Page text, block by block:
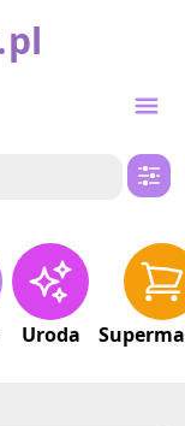
Uroda